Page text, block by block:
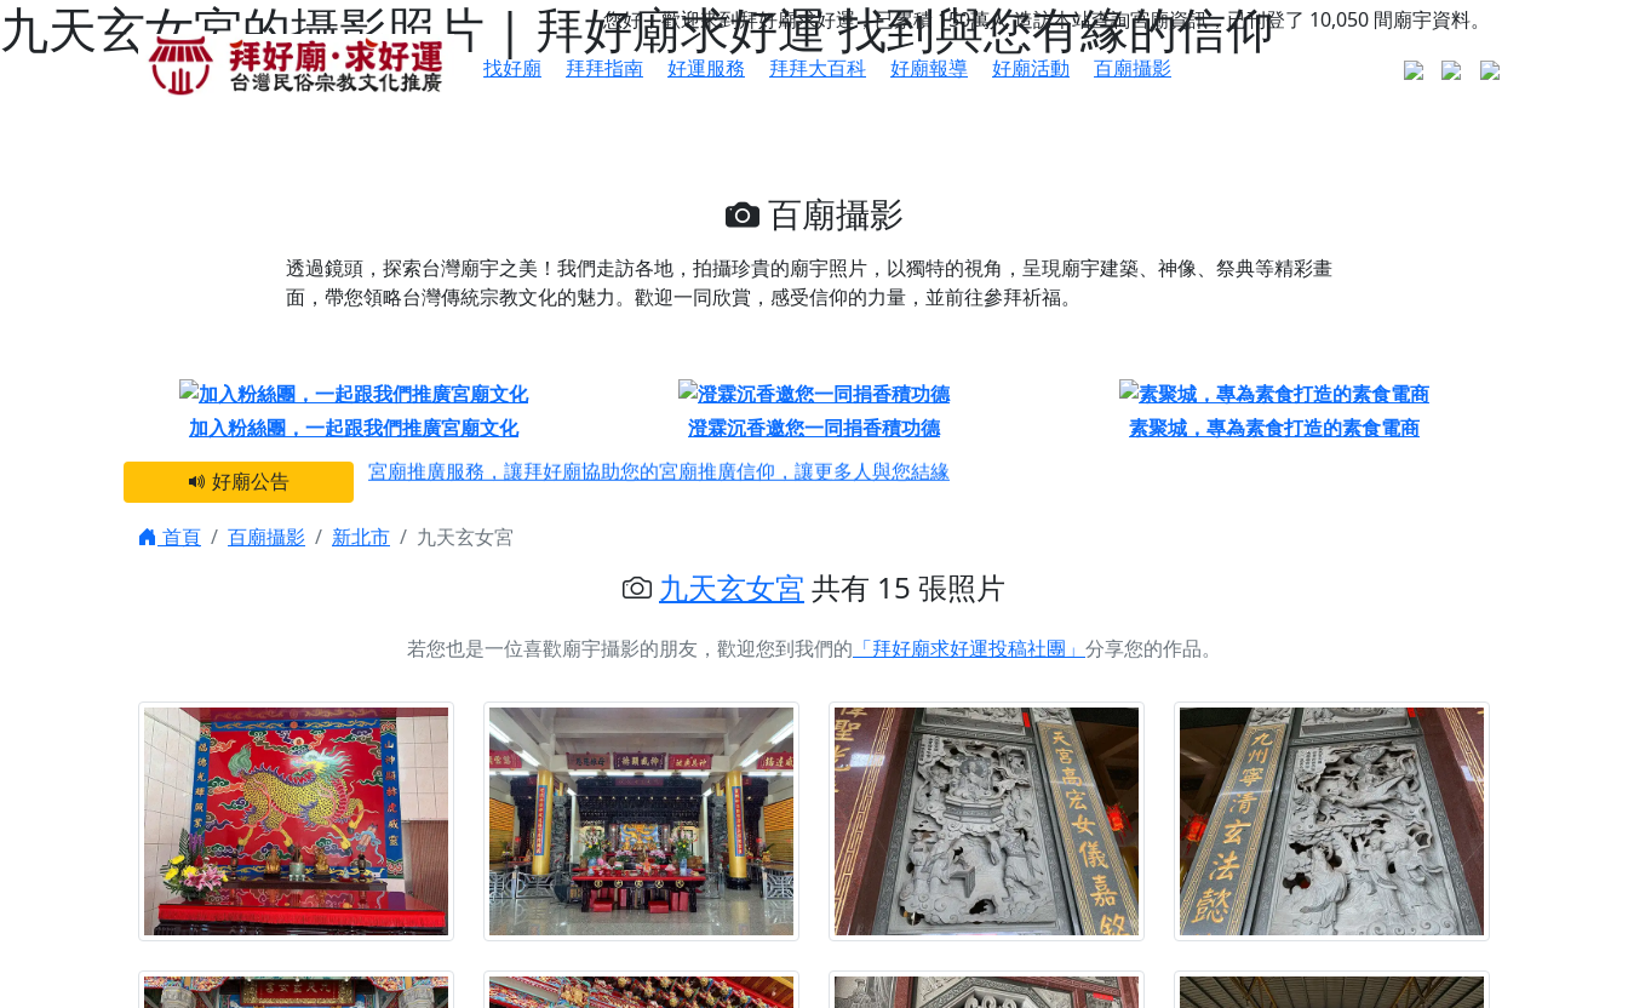
九天玄女宮的攝影照片 | 拜好廟求好運 找到與您有緣的信仰
您好，歡迎來到拜好廟求好運，已累積 150萬人造訪本站查詢宮廟資訊，已刊登了 10,050 間廟宇資料。
找好廟
拜拜指南 好運服務 拜拜大百科 好廟報導 好廟活動 百廟攝影
百廟攝影
透過鏡頭，探索台灣廟宇之美！我們走訪各地，拍攝珍貴的廟宇照片，以獨特的視角，呈現廟宇建築、神像、祭典等精彩畫
面，帶您領略台灣傳統宗教文化的魅力。歡迎一同欣賞，感受信仰的力量，並前往參拜祈福。
加入粉絲團，一起跟我們推廣宮廟文化 澄霖沉香邀您一同捐香積功德
素聚城，專為素食打造的素食電商
好廟公告
感謝 【新竹縣新豐鄉 池和宮】 贊助支持我們推廣台灣民俗宗教文化
宮廟推廣服務，讓拜好廟協助您的宮廟推廣信仰，讓更多人與您結緣
之旅」！
【屏東縣獅子鄉 楓港清華山聖天宮】驪山母娘聖誕暨中元普渡大法會，誠邀十方善信大德，一同回到母娘慈悲座前，祈福納祥、慎
終追遠、廣植福田
願平安順遂的慈悲心意。
【桃園龜山 慈恩宮】丙午年梁皇寶懺法會，一念虔誠禮寶懺，一分懺悔植福田，誠邀十方善信大德共同參與。
【新北貢寮 南極玉明殿】中元普渡大法會，誠摯歡迎十方善信大德隨喜贊普，為祖先親眷祈求安息，也為自身與家人累積福德、種
下善緣。
【桃園慈善宮(天公廟)】中元普渡交給專業的來，省時省力又積福！「玉皇大帝 大天尊」 親自坐鎮主法！幫你累積的功德福報自然
是「超級加倍」！
【台北北投 福慶宮】慶讚中元普渡法會，誠摯邀請十方善信大德，一同回到北投土地公埔，祈願闔家平安、地方祥和、福運綿長。
【桃園龜山 慈恩宮】丙午年慶讚中元普渡法會，正是讓我們用善念與功德，迴向冥陽兩利、闔家平安的殊勝因緣。
首頁 百廟攝影 新北市 九天玄女宮
九天玄女宮 共有 15 張照片
若您也是一位喜歡廟宇攝影的朋友，歡迎您到我們的 「拜好廟求好運投稿社團」 分享您的作品。